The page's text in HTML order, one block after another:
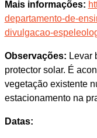
Mais informações:
departamento-de-
divulgacao-
Observações: Levar
protector solar. É
vegetação existente
estacionamento na
Datas: